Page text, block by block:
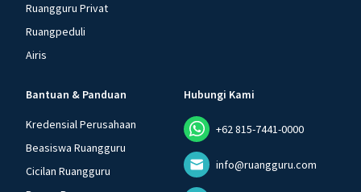
Ruangguru Privat
Ruangpeduli
Airis
Bantuan & Panduan
Kredensial Perusahaan
Beasiswa Ruangguru
Cicilan Ruangguru
Hubungi Kami
+62 815-7441-0000
info@ruangguru.com